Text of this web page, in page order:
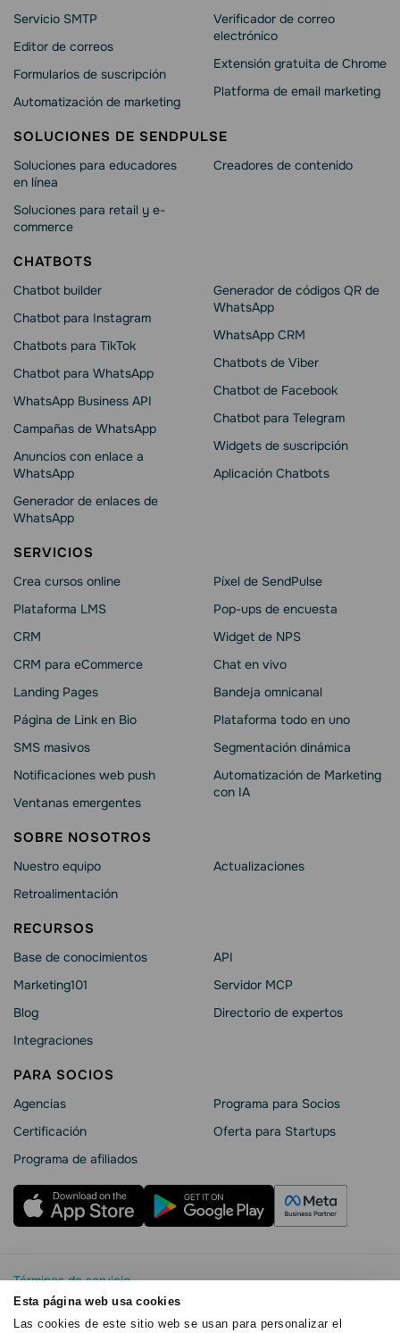
Esta página web usa cookies
Las cookies de este sitio web se usan para personalizar el
Servicio SMTP
Editor de correos
Formularios de suscripción
Automatización de marketing
Verificador de correo
electrónico
Extensión gratuita de Chrome
Platforma de email marketing
SOLUCIONES DE SENDPULSE
Soluciones para educadores
en línea
Soluciones para retail y e-
commerce
Creadores de contenido
CHATBOTS
Chatbot builder
Chatbot para Instagram
Chatbots para TikTok
Chatbot para WhatsApp
WhatsApp Business API
Campañas de WhatsApp
Anuncios con enlace a
WhatsApp
Generador de enlaces de
WhatsApp
Generador de códigos QR de
WhatsApp
WhatsApp CRM
Chatbots de Viber
Chatbot de Facebook
Chatbot para Telegram
Widgets de suscripción
Aplicación Chatbots
SERVICIOS
Crea cursos online
Plataforma LMS
CRM
CRM para eCommerce
Landing Pages
Página de Link en Bio
SMS masivos
Notificaciones web push
Ventanas emergentes
Píxel de SendPulse
Pop-ups de encuesta
Widget de NPS
Chat en vivo
Bandeja omnicanal
Plataforma todo en uno
Segmentación dinámica
Automatización de Marketing
con IA
SOBRE NOSOTROS
Nuestro equipo
Retroalimentación
Actualizaciones
RECURSOS
Base de conocimientos
Marketing101
Blog
Integraciones
API
Servidor MCP
Directorio de expertos
PARA SOCIOS
Agencias
Certificación
Programa de afiliados
Programa para Socios
Oferta para Startups
Términos de servicio
Política de privacidad
SendPulse Seguridad La